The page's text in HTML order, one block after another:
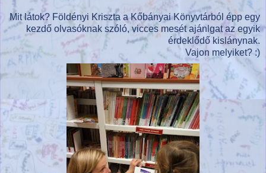
Mit látok? Földényi Kriszta a Kőbányai Könyvtárból épp egy
kezdő olvasóknak szóló, vicces mesét ajánlgat az egyik
érdeklődő kislánynak.
Vajon melyiket? :)